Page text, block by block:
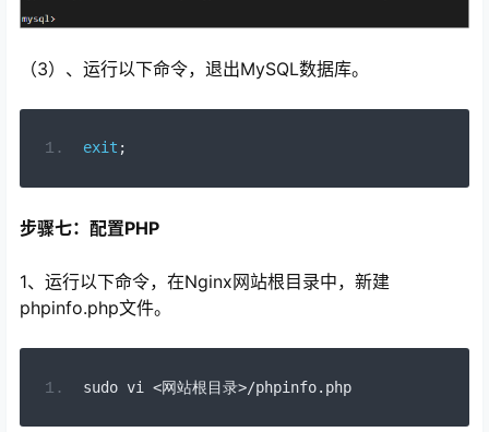
（3）、运行以下命令，退出MySQL数据库。
exit ;
步骤七：配置PHP
1、运行以下命令，在Nginx网站根目录中，新建
phpinfo.php文件。
sudo vi <网站根目录>/phpinfo. php